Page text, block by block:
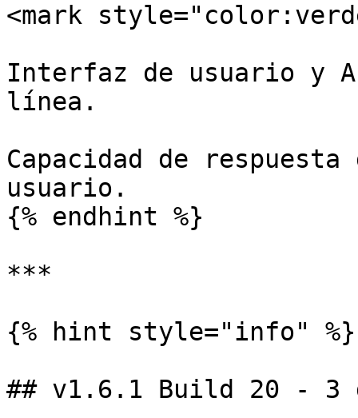
<mark
Interfaz de usuario y
línea.
Capacidad de
usuario.
{% endhint %}
***
{% hint style="info" %}
## v1.6.1 Build 20 - 3